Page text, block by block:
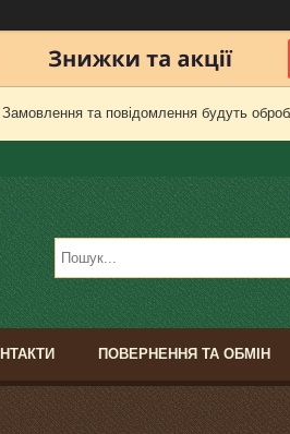
та повідомлення будуть
ПОВЕРНЕННЯ ТА ОБМІН